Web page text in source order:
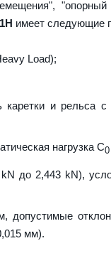
имеет следующие
Load);
каретки и рельса
нагрузка С0
до 2,443 kN),
допустимые
мм).